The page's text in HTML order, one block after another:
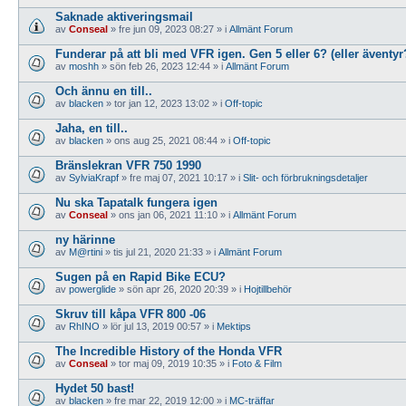
Saknade aktiveringsmail
av Conseal » fre jun 09, 2023 08:27 » i Allmänt Forum
Funderar på att bli med VFR igen. Gen 5 eller 6? (eller
av moshh » sön feb 26, 2023 12:44 » i Allmänt Forum
Och ännu en till..
av blacken » tor jan 12, 2023 13:02 » i Off-topic
Jaha, en till..
av blacken » ons aug 25, 2021 08:44 » i Off-topic
Bränslekran VFR 750 1990
av SylviaKrapf » fre maj 07, 2021 10:17 » i Slit- och förbrukningsdetaljer
Nu ska Tapatalk fungera igen
av Conseal » ons jan 06, 2021 11:10 » i Allmänt Forum
ny härinne
av M@rtini » tis jul 21, 2020 21:33 » i Allmänt Forum
Sugen på en Rapid Bike ECU?
av powerglide » sön apr 26, 2020 20:39 » i Hojtillbehör
Skruv till kåpa VFR 800 -06
av RhINO » lör jul 13, 2019 00:57 » i Mektips
The Incredible History of the Honda VFR
av Conseal » tor maj 09, 2019 10:35 » i Foto & Film
Hydet 50 bast!
av blacken » fre mar 22, 2019 12:00 » i MC-träffar